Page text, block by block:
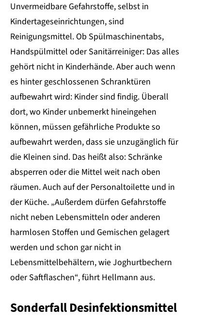
Unvermeidbare Gefahrstoffe, selbst in
Kindertageseinrichtungen, sind
Reinigungsmittel. Ob Spülmaschinentabs,
Handspülmittel oder Sanitärreiniger: Das alles
gehört nicht in Kinderhände. Aber auch wenn
es hinter geschlossenen Schranktüren
aufbewahrt wird: Kinder sind findig. Überall
dort, wo Kinder unbemerkt hineingehen
können, müssen gefährliche Produkte so
aufbewahrt werden, dass sie unzugänglich für
die Kleinen sind. Das heißt also: Schränke
absperren oder die Mittel weit nach oben
räumen. Auch auf der Personaltoilette und in
der Küche. „Außerdem dürfen Gefahrstoffe
nicht neben Lebensmitteln oder anderen
harmlosen Stoffen und Gemischen gelagert
werden und schon gar nicht in
Lebensmittelbehältern, wie Joghurtbechern
oder Saftflaschen“, führt Hellmann aus.
Sonderfall Desinfektionsmittel